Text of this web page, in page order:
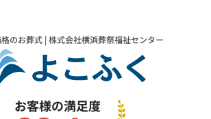
のお葬式 | 株式会社横浜葬祭福祉センター
お客様の満足度